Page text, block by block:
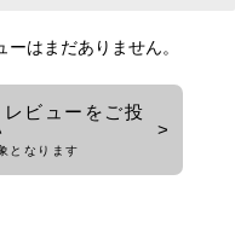
はまだありません。
ビューをご投
となります